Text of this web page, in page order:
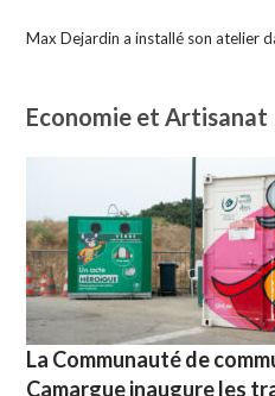
Max Dejardin a installé son atelier
Economie et Artisanat
La Communauté de
Camargue inaugure les